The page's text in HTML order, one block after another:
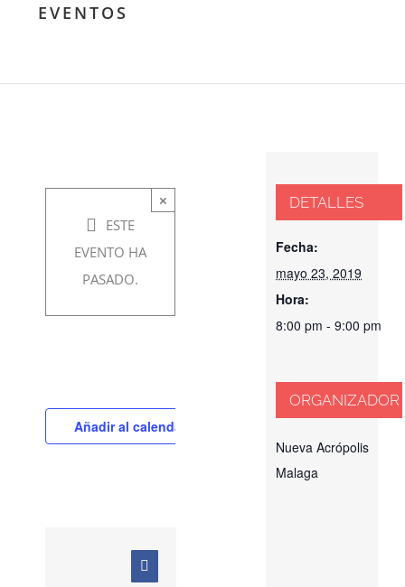
EVENTOS
×
ESTE
EVENTO HA
PASADO.
2019 @
8:00 pm
-9:00
pm
Añadir al calendario
DETALLES
Fecha:
mayo 23, 2019
Hora:
8:00 pm - 9:00 pm
ORGANIZADOR
Nueva Acrópolis
Malaga